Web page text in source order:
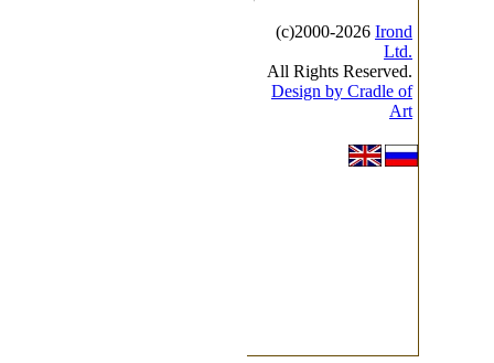
(с)2000-2026 Irond
Ltd.
All Rights Reserved.
Design by Cradle of
Art